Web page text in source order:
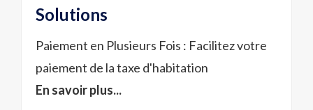
Solutions
Paiement en Plusieurs Fois : Facilitez votre
paiement de la taxe d'habitation
En savoir plus...